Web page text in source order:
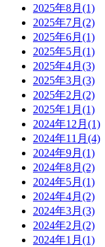
2025年8月 (1)
2025年7月 (2)
2025年6月 (1)
2025年5月 (1)
2025年4月 (3)
2025年3月 (3)
2025年2月 (2)
2025年1月 (1)
2024年12月 (1)
2024年11月 (4)
2024年9月 (1)
2024年8月 (2)
2024年5月 (1)
2024年4月 (2)
2024年3月 (3)
2024年2月 (2)
2024年1月 (1)